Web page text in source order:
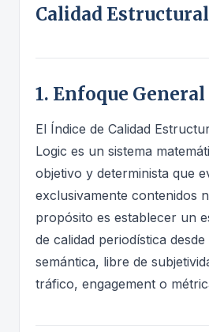
Calidad
1. Enfoque General
El Índice de Calidad
Logic es un sistema
objetivo y determinista que
exclusivamente contenidos
propósito es establecer un
de calidad periodística
semántica, libre de
tráfico, engagement o